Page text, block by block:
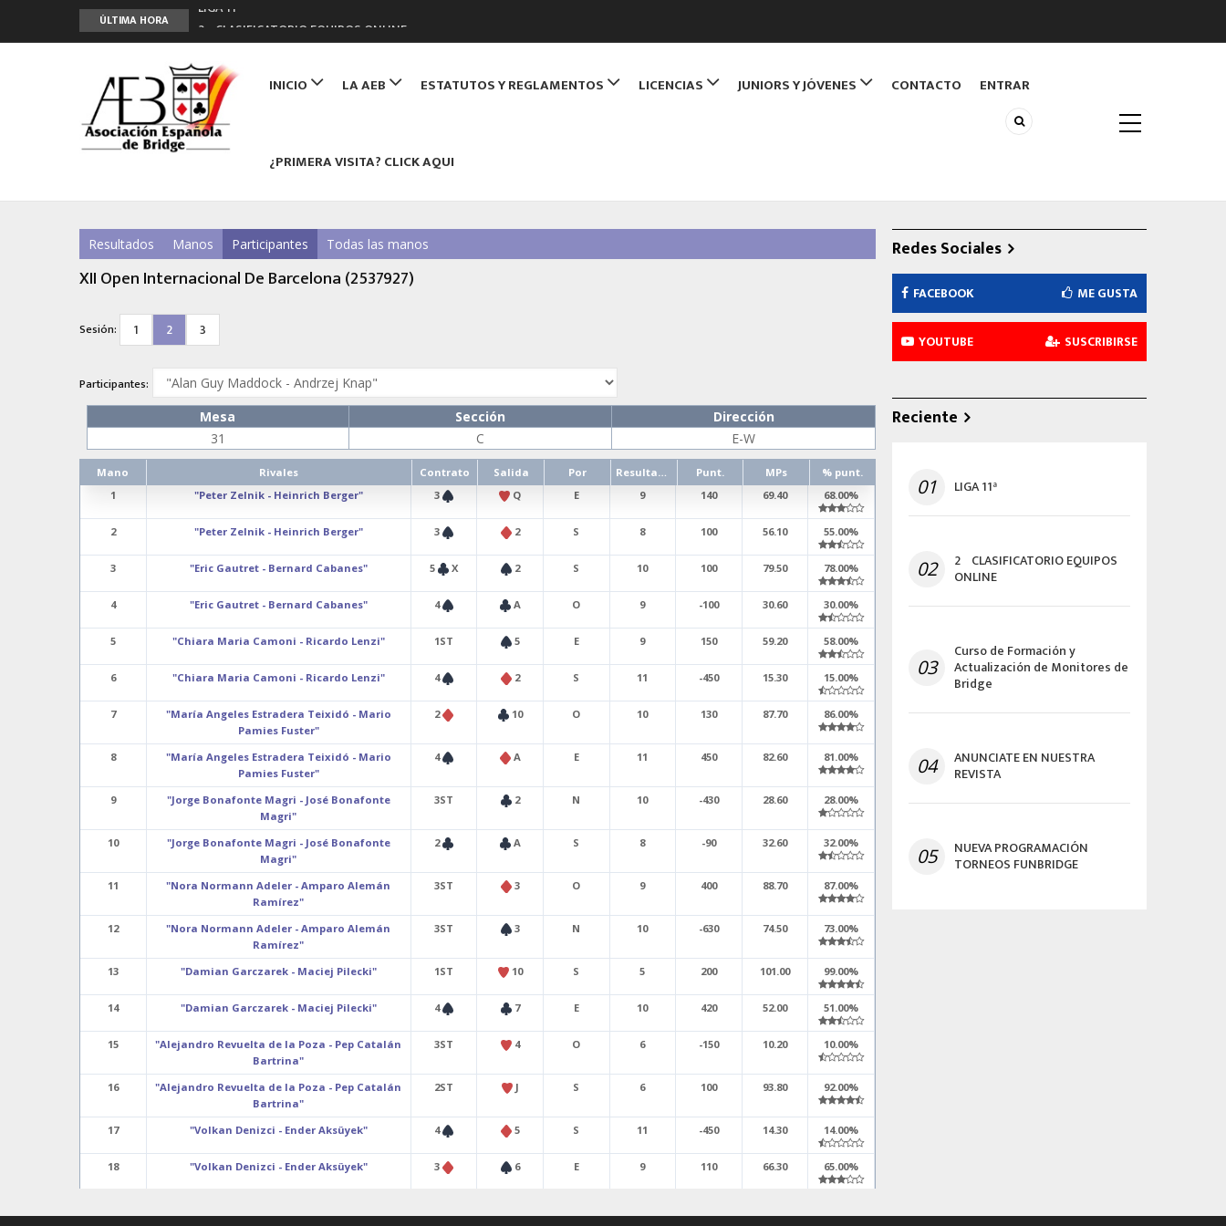
ÚLTIMA HORA
2º CLASIFICATORIO EQUIPOS ONLINE
Curso de Formación y Actualización de Monitores de Bridge
ANUNCIATE EN NUESTRA REVISTA
NUEVA PROGRAMACIÓN TORNEOS FUNBRIDGE
navigation
INICIO LA AEB ESTATUTOS Y REGLAMENTOS LICENCIAS JUNIORS Y JÓVENES CONTACTO ENTRAR
¿PRIMERA VISITA? CLICK AQUI
Resultados Manos Participantes Todas las manos
XII Open Internacional De Barcelona (2537927)
Sesión: 1 2 3
Participantes:
Mesa Sección
Dirección
31
C E-W
Mano Rivales Contrato Salida Por Resultado Punt. MPs
% punt.
1
"Peter Zelnik - Heinrich Berger" 3 Q E 9 140 69.40 68.00%
2 "Peter Zelnik - Heinrich Berger" 3 2 S 8 100 56.10 55.00%
3 "Eric Gautret - Bernard Cabanes" 5 X 2 S 10 100 79.50 78.00%
4 "Eric Gautret - Bernard Cabanes" 4 A O 9 -100 30.60 30.00%
5 "Chiara Maria Camoni - Ricardo Lenzi" 1ST 5 E 9 150 59.20 58.00%
6 "Chiara Maria Camoni - Ricardo Lenzi" 4 2 S 11 -450 15.30 15.00%
7
"María Angeles Estradera Teixidó - Mario
Pamies Fuster"
2 10 O 10 130 87.70 86.00%
8
"María Angeles Estradera Teixidó - Mario
Pamies Fuster"
4 A E 11 450 82.60 81.00%
9
"Jorge Bonafonte Magri - José Bonafonte
Magri"
3ST 2 N 10 -430 28.60 28.00%
10
"Jorge Bonafonte Magri - José Bonafonte
Magri"
2 A S 8 -90 32.60 32.00%
11
"Nora Normann Adeler - Amparo Alemán
Ramírez"
3ST 3 O 9 400 88.70 87.00%
12
"Nora Normann Adeler - Amparo Alemán
Ramírez"
3ST 3 N 10 -630 74.50 73.00%
13 "Damian Garczarek - Maciej Pilecki" 1ST 10 S 5 200 101.00 99.00%
14 "Damian Garczarek - Maciej Pilecki" 4 7 E 10 420 52.00 51.00%
15
"Alejandro Revuelta de la Poza - Pep Catalán
Bartrina"
3ST 4 O 6 -150 10.20 10.00%
16
"Alejandro Revuelta de la Poza - Pep Catalán
Bartrina"
2ST J S 6 100 93.80 92.00%
17 "Volkan Denizci - Ender Aksüyek" 4 5 S 11 -450 14.30 14.00%
18 "Volkan Denizci - Ender Aksüyek" 3 6 E 9 110 66.30 65.00%
Redes Sociales
FACEBOOK ME GUSTA
YOUTUBE SUSCRIBIRSE
Reciente
01 LIGA 11ª
02 2º CLASIFICATORIO EQUIPOS
ONLINE
03
Curso de Formación y
Actualización de Monitores de
Bridge
04 ANUNCIATE EN NUESTRA
REVISTA
05 NUEVA PROGRAMACIÓN
TORNEOS FUNBRIDGE